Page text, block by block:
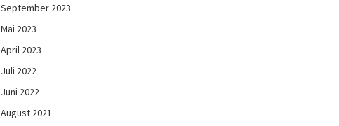
September 2023
Mai 2023
April 2023
Juli 2022
Juni 2022
August 2021